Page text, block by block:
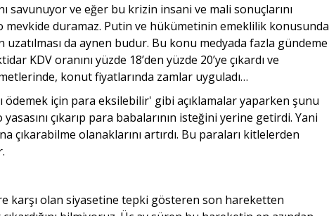
savunuyor ve eğer bu krizin insani ve mali sonuçlarını
mevkide duramaz. Putin ve hükümetinin emeklilik konusunda
uzatılması da aynen budur. Bu konu medyada fazla gündeme
KDV oranını yüzde 18’den yüzde 20’ye çıkardı ve
konut fiyatlarında zamlar uyguladı…
ödemek için para eksilebilir' gibi açıklamalar yaparken şunu
çıkarıp para babalarının isteğini yerine getirdi. Yani
çıkarabilme olanaklarını artırdı. Bu paraları kitlelerden
karşı olan siyasetine tepki gösteren son hareketten